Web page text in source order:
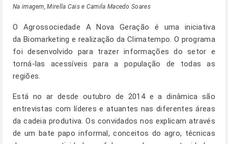
Na imagem, Mirella Cais e Camila Macedo Soares
O Agrossociedade A Nova Geração é uma iniciativa
daBiomarketing e realização da Climatempo. O programa
foi desenvolvido para trazer informações do setor e
torná-las acessíveis para a população de todas as
regiões.
Está no ar desde outubro de 2014 e a dinâmica são
entrevistas com líderes e atuantes nas diferentes áreas
da cadeia produtiva. Os convidados nos explicam através
de um bate papo informal, conceitos do agro, técnicas